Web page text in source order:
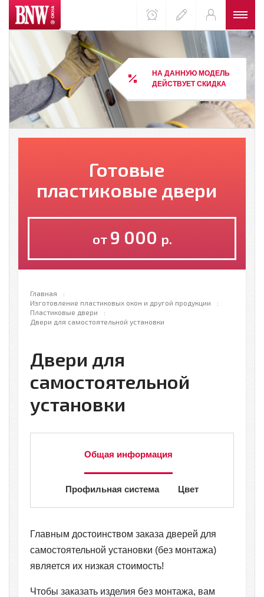
НА ДАННУЮ МОДЕЛЬ
ДЕЙСТВУЕТ СКИДКА
Готовые
пластиковые двери
от 9 000 р.
Главная
Изготовление пластиковых окон и другой продукции
Пластиковые двери
Двери для самостоятельной установки
Двери для
самостоятельной
установки
Общая информация
Профильная система Цвет
Главным достоинством заказа дверей для
самостоятельной установки (без монтажа)
является их низкая стоимость!
Чтобы заказать изделия без монтажа, вам